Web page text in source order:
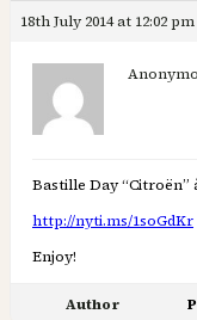
18th July 2014 at 12:02 pm
Bastille Day “Citroën”
http://nyti.ms/1soGdKr
Enjoy!
Author